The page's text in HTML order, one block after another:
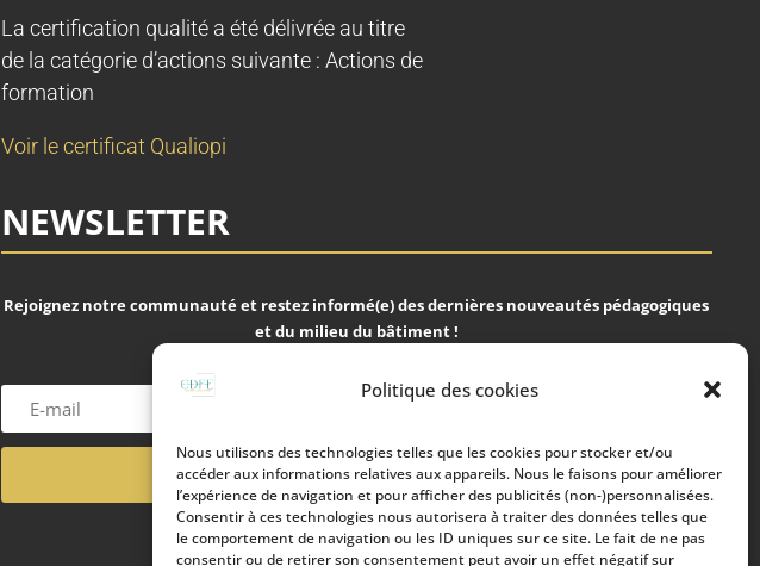
Politique des cookies
Nous utilisons des technologies telles que les cookies pour stocker et/ou
accéder aux informations relatives aux appareils. Nous le faisons pour améliorer
l’expérience de navigation et pour afficher des publicités (non-)personnalisées.
Consentir à ces technologies nous autorisera à traiter des données telles que
le comportement de navigation ou les ID uniques sur ce site. Le fait de ne pas
consentir ou de retirer son consentement peut avoir un effet négatif sur
La certification qualité a été délivrée au titre
de la catégorie d’actions suivante : Actions de
formation
Voir le certificat Qualiopi
NEWSLETTER
Rejoignez notre communauté et restez informé(e) des dernières nouveautés pédagogiques
et du milieu du bâtiment !
S'ABONNER
Nous respectons votre vie privée !